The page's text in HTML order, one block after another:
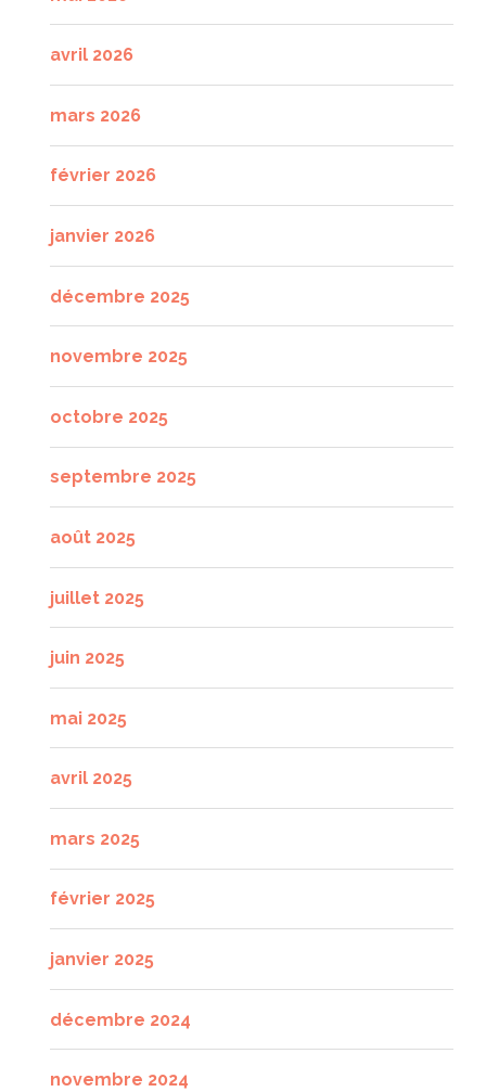
avril 2026
mars 2026
février 2026
janvier 2026
décembre 2025
novembre 2025
octobre 2025
septembre 2025
août 2025
juillet 2025
juin 2025
mai 2025
avril 2025
mars 2025
février 2025
janvier 2025
décembre 2024
novembre 2024